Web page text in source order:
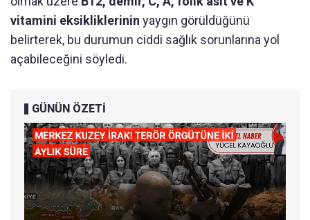
vitamini eksikliklerinin yaygın görüldüğünü
belirterek, bu durumun ciddi sağlık sorunlarına yol
açabileceğini söyledi.
GÜNÜN ÖZETİ